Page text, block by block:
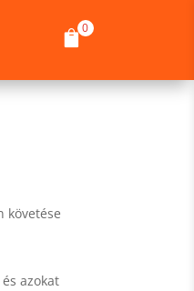
0

követése
azokat